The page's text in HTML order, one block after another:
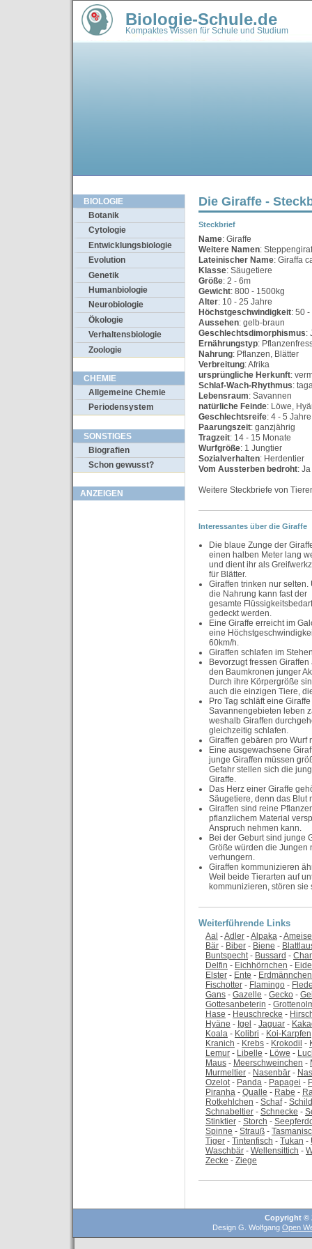
Biologie-Schule.de
Kompaktes Wissen für Schule und Studium
BIOLOGIE
Botanik
Cytologie
Entwicklungsbiologie
Evolution
Genetik
Humanbiologie
Neurobiologie
Ökologie
Verhaltensbiologie
Zoologie
CHEMIE
Allgemeine Chemie
Periodensystem
SONSTIGES
Biografien
Schon gewusst?
ANZEIGEN
Die Giraffe -
Steckbrief
Name: Giraffe
Weitere Namen:
Lateinischer Name: Giraffa
Klasse: Säugetiere
Größe: 2 - 6m
Gewicht: 800 - 1500kg
Alter: 10 - 25 Jahre
Höchstgeschwindigkeit: 50
Aussehen: gelb-braun
Geschlechtsdimorphismus:
Ernährungstyp:
Nahrung: Pflanzen, Blätter
Verbreitung: Afrika
ursprüngliche Herkunft:
Schlaf-Wach-Rhythmus:
Lebensraum: Savannen
natürliche Feinde: Löwe,
Geschlechtsreife: 4 - 5 Jahre
Paarungszeit: ganzjährig
Tragzeit: 14 - 15 Monate
Wurfgröße: 1 Jungtier
Sozialverhalten: Herdentier
Vom Aussterben bedroht: Ja
Weitere Steckbriefe von
Interessantes über die Giraffe
Die blaue Zunge der
einen halben Meter lang
und dient ihr als
für Blätter.
Giraffen trinken nur selten.
die Nahrung kann fast der
gesamte Flüssigkeitsbedarf
gedeckt werden.
Eine Giraffe erreicht im
eine
60km/h.
Giraffen schlafen im
Bevorzugt fressen Giraffen
den Baumkronen junger
Durch ihre Körpergröße
auch die einzigen Tiere,
Pro Tag schläft eine
Savannengebieten leben
weshalb Giraffen
gleichzeitig schlafen.
Giraffen gebären pro Wurf
Eine ausgewachsene
junge Giraffen müssen
Gefahr stellen sich die
Giraffe.
Das Herz einer Giraffe
Säugetiere, denn das Blut
Giraffen sind reine
pflanzlichem Material
Anspruch nehmen kann.
Bei der Geburt sind junge
Größe würden die Jungen
verhungern.
Giraffen kommunizieren
Weil beide Tierarten auf
kommunizieren, stören
Weiterführende Links
Aal -Adler -Alpaka -Ameise
Bär - Biber - Biene -
Buntspecht- Bussard -
Delfin - Eichhörnchen -
Elster - Ente - Erdmännchen
Fischotter - Flamingo -
Gans - Gazelle - Gecko -
Gottesanbeterin -
Hase - Heuschrecke -
Hyäne - Igel - Jaguar -
Koala - Kolibri - Koi-Karpfen
Kranich - Krebs - Krokodil -
Lemur - Libelle - Löwe -
Maus - Meerschweinchen -
Murmeltier - Nasenbär -
Ozelot- Panda - Papagei -
Piranha - Qualle - Rabe -
Rotkehlchen - Schaf-
Schnabeltier - Schnecke -
Stinktier - Storch -
Spinne - Strauß -
Tiger - Tintenfisch - Tukan -
Waschbär - Wellensittich -
Zecke - Ziege
Copyright ©
Design G. Wolfgang Open